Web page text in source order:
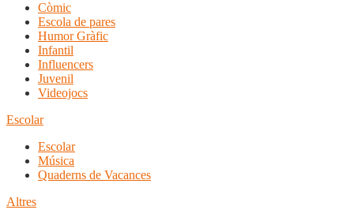
Còmic
Escola de pares
Humor Gràfic
Infantil
Influencers
Juvenil
Videojocs
Escolar
Escolar
Música
Quaderns de Vacances
Altres